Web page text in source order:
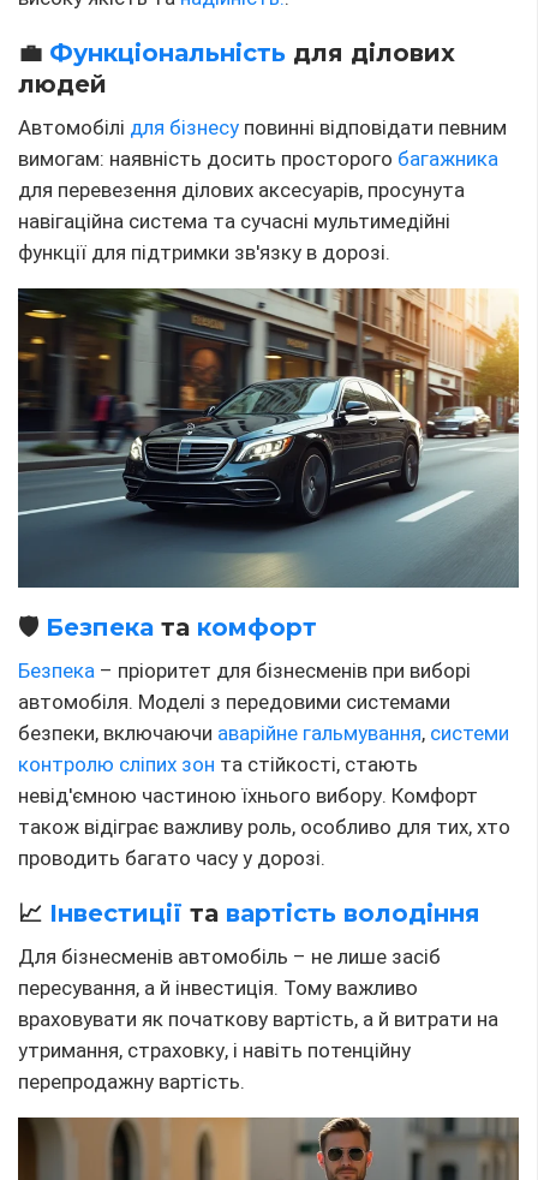
💼 Функціональність для ділових
людей
Автомобілі для бізнесу повинні відповідати певним
вимогам: наявність досить просторого багажника
для перевезення ділових аксесуарів, просунута
навігаційна система та сучасні мультимедійні
функції для підтримки зв'язку в дорозі.
🛡️ Безпека та комфорт
Безпека – пріоритет для бізнесменів при виборі
автомобіля. Моделі з передовими системами
безпеки, включаючи аварійне гальмування, системи
контролю сліпих зон та стійкості, стають
невід'ємною частиною їхнього вибору. Комфорт
також відіграє важливу роль, особливо для тих, хто
проводить багато часу у дорозі.
📈 Інвестиції та вартість володіння
Для бізнесменів автомобіль – не лише засіб
пересування, а й інвестиція. Тому важливо
враховувати як початкову вартість, а й витрати на
утримання, страховку, і навіть потенційну
перепродажну вартість.